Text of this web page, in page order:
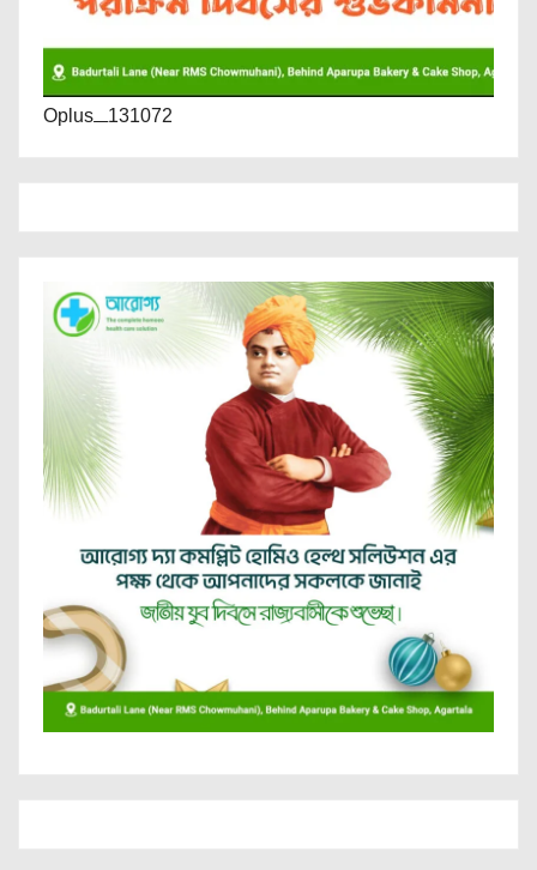
Oplus_131072